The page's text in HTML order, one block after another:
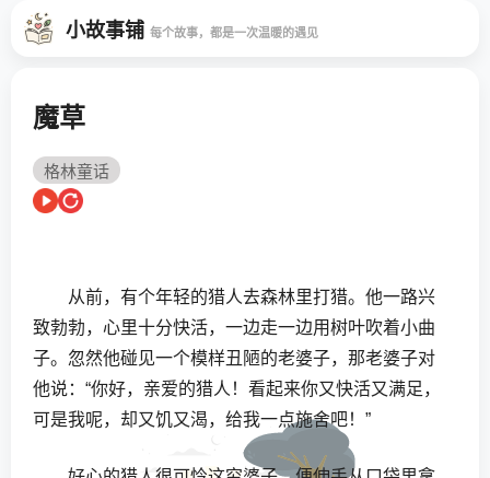
小故事铺 每个故事，都是一次温暖的遇见
魔草
格林童话
从前，有个年轻的猎人去森林里打猎。他一路兴
致勃勃，心里十分快活，一边走一边用树叶吹着小曲
子。忽然他碰见一个模样丑陋的老婆子，那老婆子对
他说：“你好，亲爱的猎人！看起来你又快活又满足，
可是我呢，却又饥又渴，给我一点施舍吧！”